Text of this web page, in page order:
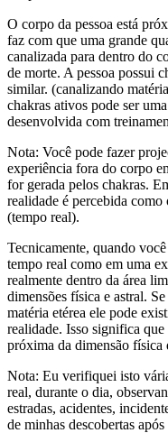
O corpo da pessoa está
faz com que uma grande
canalizada para dentro do
de morte. A pessoa possui
similar. (canalizando
chakras ativos pode ser
desenvolvida com
Nota: Você pode fazer
experiência fora do corpo
for gerada pelos chakras.
realidade é percebida
(tempo real).
Tecnicamente, quando
tempo real como em uma
realmente dentro da área
dimensões física e astral.
matéria etérea ele pode
realidade. Isso significa
próxima da dimensão
Nota: Eu verifiquei isto
real, durante o dia,
estradas, acidentes,
de minhas descobertas após